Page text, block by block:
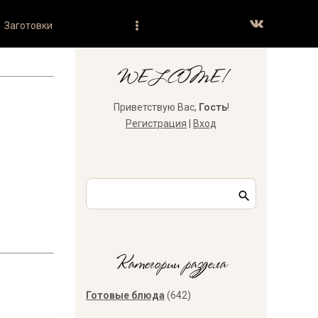
Заготовки
WELCOME!
Приветствую Вас, Гость!
Регистрация
Вход
Категории раздела
Готовые блюда (642)